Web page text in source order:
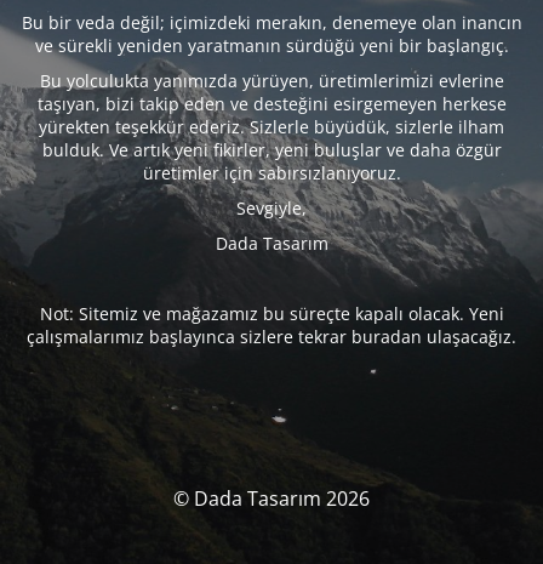
Bu bir veda değil; içimizdeki merakın, denemeye olan inancın
ve sürekli yeniden yaratmanın sürdüğü yeni bir başlangıç.
Bu yolculukta yanımızda yürüyen, üretimlerimizi evlerine
taşıyan, bizi takip eden ve desteğini esirgemeyen herkese
yürekten teşekkür ederiz. Sizlerle büyüdük, sizlerle ilham
bulduk. Ve artık yeni fikirler, yeni buluşlar ve daha özgür
üretimler için sabırsızlanıyoruz.
Sevgiyle,
Dada Tasarım
Not: Sitemiz ve mağazamız bu süreçte kapalı olacak. Yeni
çalışmalarımız başlayınca sizlere tekrar buradan ulaşacağız.
© Dada Tasarım 2026